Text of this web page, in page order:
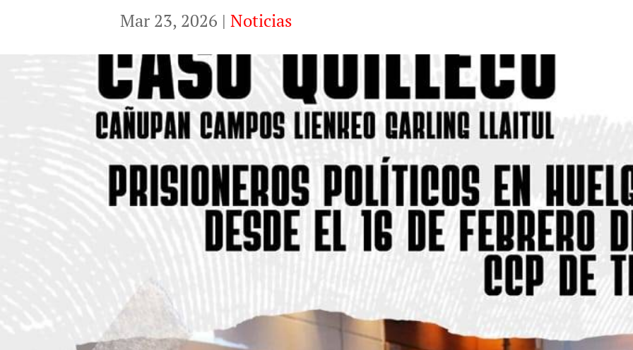
Mar 23, 2026 |Noticias